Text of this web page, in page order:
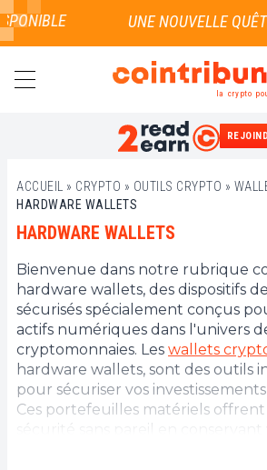
la crypto
ACCUEIL » CRYPTO » OUTILS CRYPTO »
HARDWARE WALLETS
HARDWARE WALLETS
Bienvenue dans notre rubrique
hardware wallets, des dispositifs
sécurisés spécialement conçus
actifs numériques dans l'univers
cryptomonnaies. Les wallets
hardware wallets, sont des outils
pour sécuriser vos
Ces portefeuilles matériels
sécurité sans pareil en conservant